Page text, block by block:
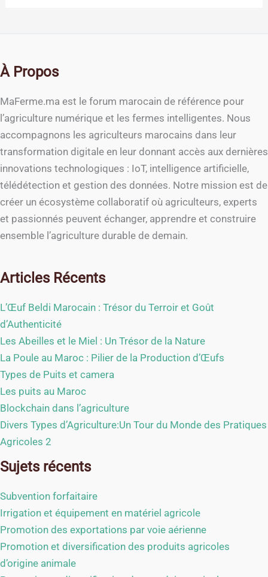
À Propos
MaFerme.ma est le forum marocain de référence pour
l’agriculture numérique et les fermes intelligentes. Nous
accompagnons les agriculteurs marocains dans leur
transformation digitale en leur donnant accès aux dernières
innovations technologiques : IoT, intelligence artificielle,
télédétection et gestion des données. Notre mission est de
créer un écosystème collaboratif où agriculteurs, experts
et passionnés peuvent échanger, apprendre et construire
ensemble l’agriculture durable de demain.
Articles Récents
L’Œuf Beldi Marocain : Trésor du Terroir et Goût
d’Authenticité
Les Abeilles et le Miel : Un Trésor de la Nature
La Poule au Maroc : Pilier de la Production d’Œufs
Types de Puits et camera
Les puits au Maroc
Blockchain dans l’agriculture
Divers Types d’Agriculture:Un Tour du Monde des Pratiques
Agricoles 2
Sujets récents
Subvention forfaitaire
Irrigation et équipement en matériel agricole
Promotion des exportations par voie aérienne
Promotion et diversification des produits agricoles
d’origine animale